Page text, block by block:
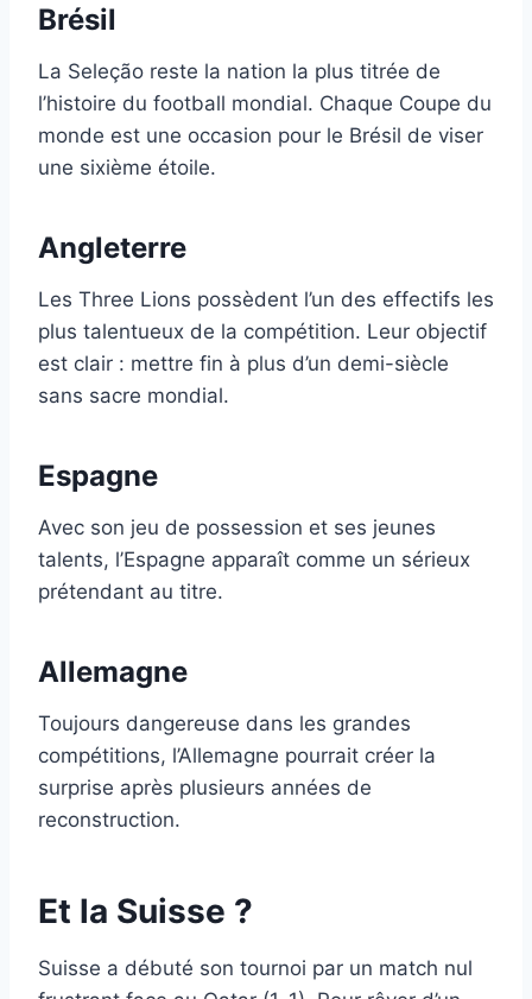
Brésil
La Seleção reste la nation la plus titrée de
l’histoire du football mondial. Chaque Coupe du
monde est une occasion pour le Brésil de viser
une sixième étoile.
Angleterre
Les Three Lions possèdent l’un des effectifs les
plus talentueux de la compétition. Leur objectif
est clair : mettre fin à plus d’un demi-siècle
sans sacre mondial.
Espagne
Avec son jeu de possession et ses jeunes
talents, l’Espagne apparaît comme un sérieux
prétendant au titre.
Allemagne
Toujours dangereuse dans les grandes
compétitions, l’Allemagne pourrait créer la
surprise après plusieurs années de
reconstruction.
Et la Suisse ?
Suisse a débuté son tournoi par un match nul